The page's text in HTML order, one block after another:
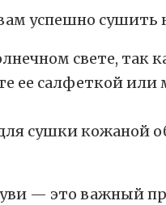
успешно сушить
свете,
ее салфеткой
сушки кожаной
— это важный